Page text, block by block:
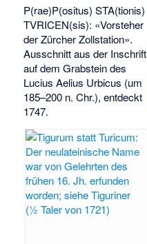
P(rae)P(ositus) STA(tionis)
TVRICEN(sis): «Vorsteher
der Zürcher Zollstation».
Ausschnitt aus der Inschrift
auf demGrabstein des
Lucius Aelius Urbicus (um
185–200 n. Chr.), entdeckt
1747.